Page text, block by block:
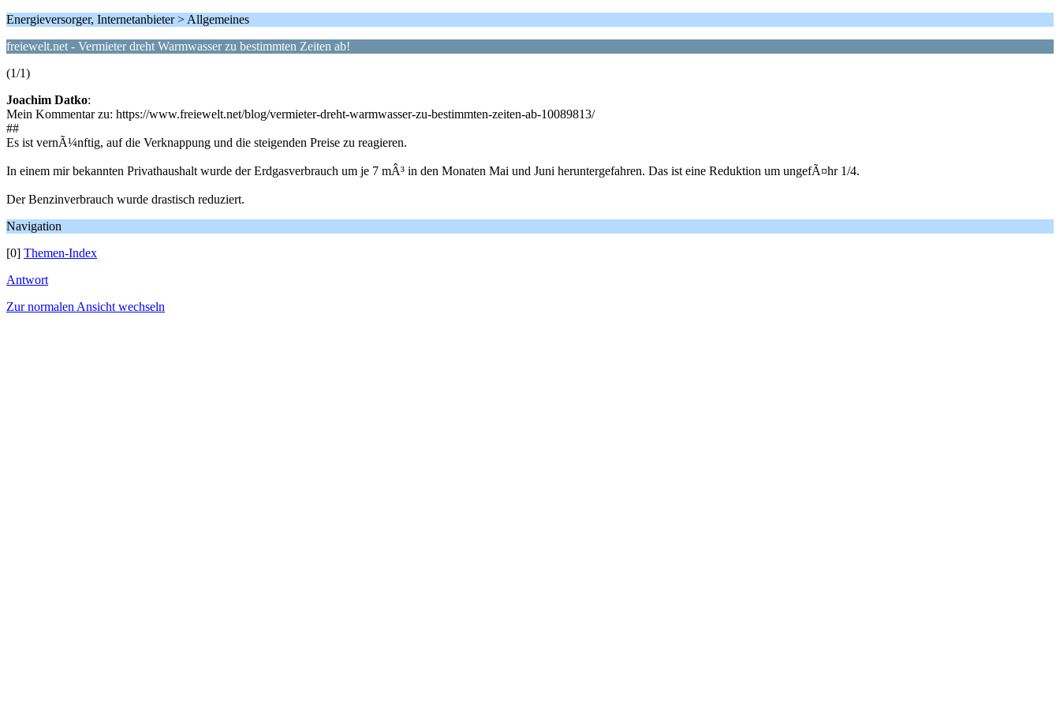
Energieversorger, Internetanbieter > Allgemeines
freiewelt.net - Vermieter dreht Warmwasser zu bestimmten Zeiten ab!
(1/1)
Joachim Datko:
Mein Kommentar zu: https://www.freiewelt.net/blog/vermieter-dreht-warmwasser-zu-bestimmten-zeiten-ab-10089813/
##
Es ist vernÃ¼nftig, auf die Verknappung und die steigenden Preise zu reagieren.
In einem mir bekannten Privathaushalt wurde der Erdgasverbrauch um je 7 mÂ³ in den Monaten Mai und Juni heruntergefahren. Das ist eine Reduktion um ungefÃ¤hr 1/4.
Der Benzinverbrauch wurde drastisch reduziert.
Navigation
[0] Themen-Index
Antwort
Zur normalen Ansicht wechseln